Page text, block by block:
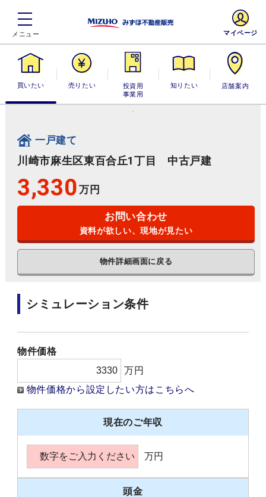
買いたい 売りたい
投資用・事業
用
知りたい 店舗案内
マイページ
一戸建て
川崎市麻生区東百合丘1丁目 中古戸建
3,330 万円
お問い合わせ
資料が欲しい、現地が見たい
物件詳細画面に戻る
シミュレーション条件
物件価格
万円
物件価格から設定したい方はこちらへ
現在のご年収
万円
頭金